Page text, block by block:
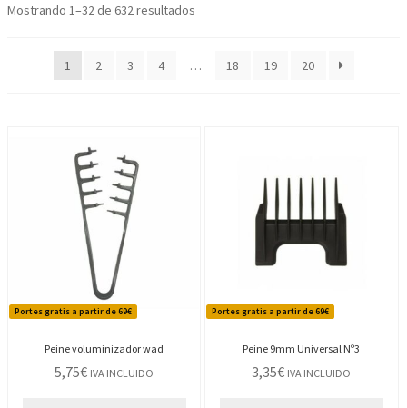
Mostrando 1–32 de 632 resultados
últimos
1 2 3 4 … 18 19 20
Portes gratis a partir de 69€
Peine voluminizador wad
5,75€ IVA INCLUIDO
Portes gratis a partir de 69€
Peine 9mm Universal Nº3
3,35€ IVA INCLUIDO